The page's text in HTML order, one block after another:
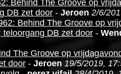
Behind The Groove op
DB zet door - Jeroen 2/6/
Behind The Groove op
teloorgang DB zet door -
The Groove op
door - Jeroen 19/5/2019,